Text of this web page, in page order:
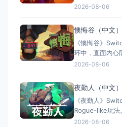
在罪恶与救赎间
/ 罪恶杀手：第
名） 港台名称
2026-08-06
懊悔谷（中文）
《懊悔谷》
环中，直面内心
角色扮演类（叙
文定名） 美国
eShop官方英文
2026-08-06
夜勤人（中文）
《夜勤人》
Rogue-like玩法
探索地牢打怪寻
2026-08-06